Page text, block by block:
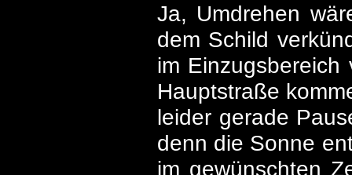
Ja, Umdrehen
dem Schild
im
Hauptstraße
leider gerade
denn die Sonne
im gewünschten